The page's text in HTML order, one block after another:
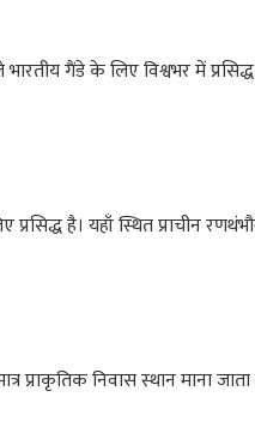
गैंडे के लिए विश्वभर में
प्रसिद्ध है। यहाँ स्थित प्राचीन
प्राकृतिक निवास स्थान माना